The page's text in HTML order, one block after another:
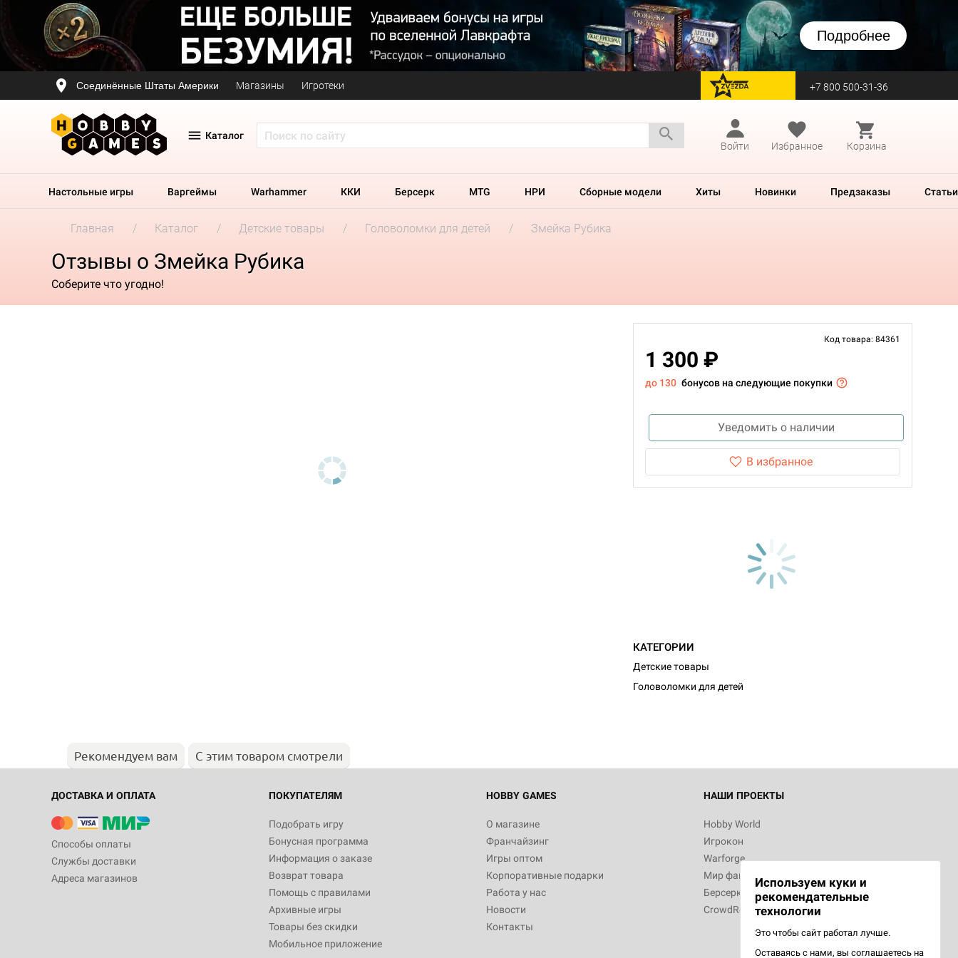
Подробнее
Соединённые Штаты Америки Магазины Игротеки перейти на Zvezda +7 800 500-31-36
Каталог
Войти
Избранное Корзина
Настольные игры Варгеймы Warhammer ККИ Берсерк MTG НРИ Сборные модели Хиты Новинки Предзаказы Статьи
Главная Каталог Детские товары Головоломки для детей Змейка Рубика
Отзывы о Змейка Рубика
Соберите что угодно!
Код товара: 84361
1 300 ₽
до 130 бонусов на следующие покупки
Уведомить о наличии
В избранное
КАТЕГОРИИ
Детские товары
Головоломки для детей
Рекомендуем вам С этим товаром смотрели
ДОСТАВКА И ОПЛАТА
Способы оплаты
Службы доставки
Адреса магазинов
ПОКУПАТЕЛЯМ
Подобрать игру
Бонусная программа
Информация о заказе
Возврат товара
Помощь с правилами
Архивные игры
Товары без скидки
Мобильное приложение
HOBBY GAMES
О магазине
Франчайзинг
Игры оптом
Корпоративные подарки
Работа у нас
Новости
Контакты
НАШИ ПРОЕКТЫ
Hobby World
Игрокон
Warforge
Мир фантастики
Берсерк
CrowdRepublic
Используем куки и
рекомендательные
технологии
Это чтобы сайт работал лучше.
Оставаясь с нами, вы соглашаетесь на